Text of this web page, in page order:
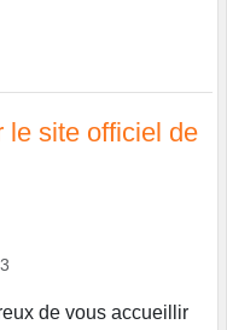
le site officiel de
de vous accueillir